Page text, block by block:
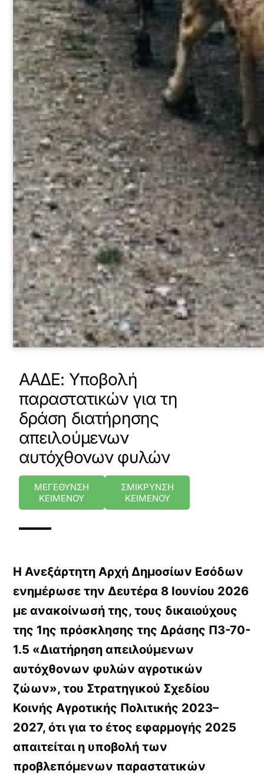
ΑΑΔΕ: Υποβολή
παραστατικών για τη
δράση διατήρησης
απειλούμενων
αυτόχθονων φυλών
ΜΕΓΕΘΥΝΣΗ
ΚΕΙΜΕΝΟΥ
ΣΜΙΚΡΥΝΣΗ
ΚΕΙΜΕΝΟΥ
Η Ανεξάρτητη Αρχή Δημοσίων Εσόδων
ενημέρωσε την Δευτέρα 8 Ιουνίου 2026
με ανακοίνωσή της, τους δικαιούχους
της 1ης πρόσκλησης της Δράσης Π3-70-
1.5 «Διατήρηση απειλούμενων
αυτόχθονων φυλών αγροτικών
ζώων», του Στρατηγικού Σχεδίου
Κοινής Αγροτικής Πολιτικής 2023–
2027, ότι για το έτος εφαρμογής 2025
απαιτείται η υποβολή των
προβλεπόμενων παραστατικών